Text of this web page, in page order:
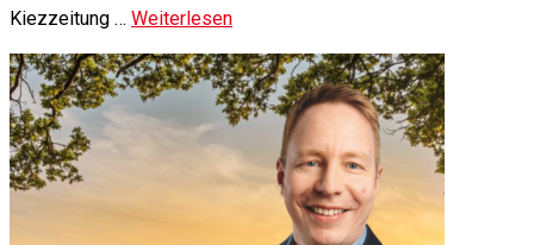
Kiezzeitung … Weiterlesen